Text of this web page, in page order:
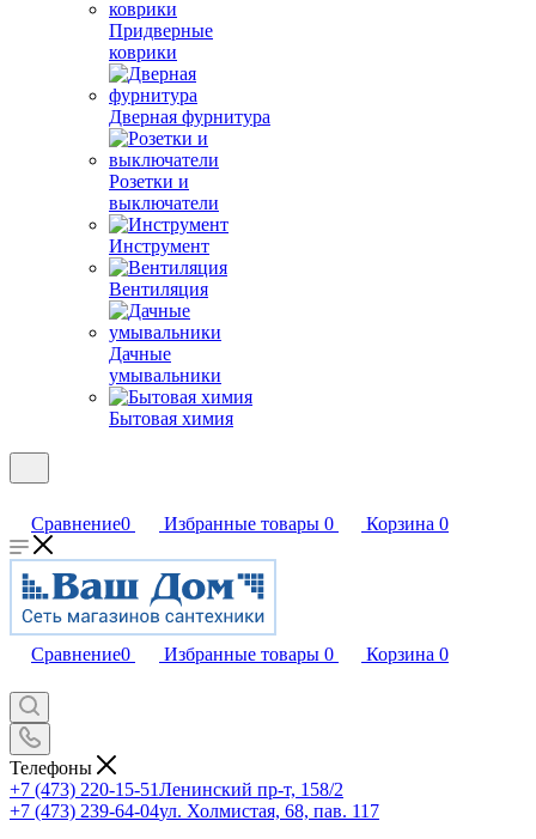
Придверные
коврики
Дверная фурнитура
Розетки и
выключатели
Инструмент
Вентиляция
Дачные
умывальники
Бытовая химия
Сравнение0 Избранные товары 0 Корзина 0
Сравнение0 Избранные товары 0 Корзина 0
Телефоны
+7 (473) 220-15-51Ленинский пр-т, 158/2
+7 (473) 239-64-04ул. Холмистая, 68, пав. 117